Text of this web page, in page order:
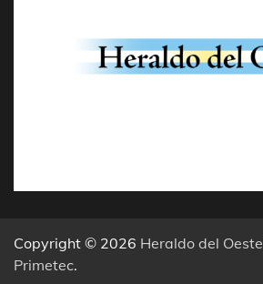
Copyright © 2026 Heraldo del Oeste
Primetec.